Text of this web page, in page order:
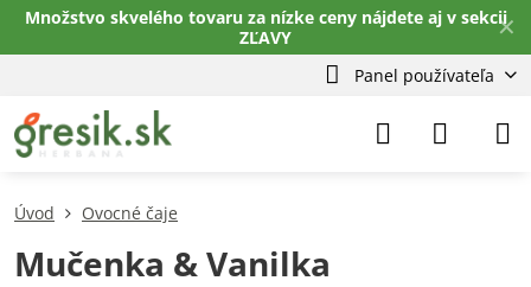
✕
Množstvo skvelého tovaru za nízke ceny nájdete aj v sekcii
ZĽAVY
Panel používateľa
Úvod Ovocné čaje
Mučenka & Vanilka